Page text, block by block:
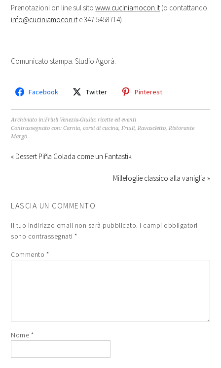
Prenotazioni on line sul sitowww.cuciniamocon.it (o contattando
info@cuciniamocon.it e 347 5458714).
Comunicato stampa: Studio Agorà.
Facebook Twitter Pinterest
Archiviato in:Friuli Venezia-Giulia: ricette ed eventi
Contrassegnato con:Carnia,corsi di cucina,Friuli,Ravascletto,Ristorante
Margò
« Dessert Piña Colada come un Fantastik
Millefoglie classico alla vaniglia »
LASCIA UN COMMENTO
Il tuo indirizzo email non sarà pubblicato. I campi obbligatori
sono contrassegnati*
Commento *
Nome *